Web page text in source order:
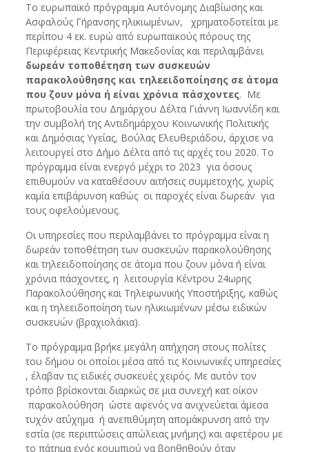
Το ευρωπαϊκό πρόγραμμα Αυτόνομης Διαβίωσης και
Ασφαλούς Γήρανσης ηλικιωμένων, χρηματοδοτείται με
περίπου 4 εκ. ευρώ από ευρωπαϊκούς πόρους της
Περιφέρειας Κεντρικής Μακεδονίας και περιλαμβάνει
δωρεάν τοποθέτηση των συσκευών
παρακολούθησης και τηλεειδοποίησης σε άτομα
που ζουν μόνα ή είναι χρόνια πάσχοντες. Με
πρωτοβουλία του Δημάρχου Δέλτα Γιάννη Ιωαννίδη και
την συμβολή της Αντιδημάρχου Κοινωνικής Πολιτικής
και Δημόσιας Υγείας, Βούλας Ελευθεριάδου, άρχισε να
λειτουργεί στο Δήμο Δέλτα από τις αρχές του 2020. Το
πρόγραμμα είναι ενεργό μέχρι το 2023 για όσους
επιθυμούν να καταθέσουν αιτήσεις συμμετοχής, χωρίς
καμία επιβάρυνση καθώς οι παροχές είναι δωρεάν για
τους οφελούμενους.
Οι υπηρεσίες που περιλαμβάνει το πρόγραμμα είναι η
δωρεάν τοποθέτηση των συσκευών παρακολούθησης
και τηλεειδοποίησης σε άτομα που ζουν μόνα ή είναι
χρόνια πάσχοντες, η λειτουργία Κέντρου 24ωρης
Παρακολούθησης και Τηλεφωνικής Υποστήριξης, καθώς
και η τηλεειδοποίηση των ηλικιωμένων μέσω ειδικών
συσκευών (βραχιολάκια).
Το πρόγραμμα βρήκε μεγάλη απήχηση στους πολίτες
του δήμου οι οποίοι μέσα από τις Κοινωνικές υπηρεσίες
, έλαβαν τις ειδικές συσκευές χειρός. Με αυτόν τον
τρόπο βρίσκονται διαρκώς σε μια συνεχή κατ οίκον
παρακολούθηση ώστε αφενός να ανιχνεύεται άμεσα
τυχόν ατύχημα ή ανεπιθύμητη απομάκρυνση από την
εστία (σε περιπτώσεις απώλειας μνήμης) και αφετέρου με
το πάτημα ενός κουμπιού να βοηθηθούν όταν